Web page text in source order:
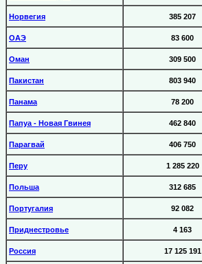
Норвегия 385 207
ОАЭ 83 600
Оман 309 500
Пакистан 803 940
Панама 78 200
Папуа - Новая Гвинея 462 840
Парагвай 406 750
Перу 1 285 220
Польша 312 685
Португалия 92 082
Приднестровье 4 163
Россия 17 125 191